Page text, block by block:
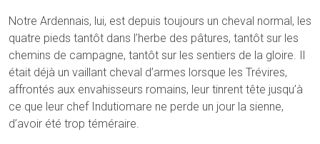
Notre Ardennais, lui, est depuis toujours un cheval normal, les
quatre pieds tantôt dans l’herbe des pâtures, tantôt sur les
chemins de campagne, tantôt sur les sentiers de la gloire. Il
était déjà un vaillant cheval d’armes lorsque les Trévires,
affrontés aux envahisseurs romains, leur tinrent tête jusqu’à
ce que leur chef Indutiomare ne perde un jour la sienne,
d’avoir été trop téméraire.